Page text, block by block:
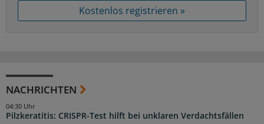
Kostenlos registrieren »
NACHRICHTEN
Pilzkeratitis: CRISPR-Test hilft bei unklaren Verdachtsfällen
04:30 Uhr